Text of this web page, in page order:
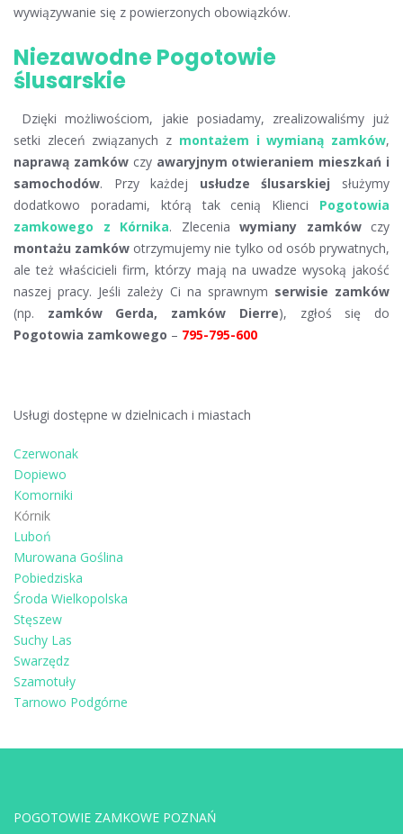
wywiązywanie się z powierzonych obowiązków.
Niezawodne Pogotowie
ślusarskie
Dzięki możliwościom, jakie posiadamy, zrealizowaliśmy już
setki zleceń związanych z montażem i wymianą zamków,
naprawą zamkówczy awaryjnym otwieraniem mieszkań i
samochodów. Przy każdej usłudze ślusarskiej służymy
dodatkowo poradami, którą tak cenią Klienci Pogotowia
zamkowego z Kórnika. Zlecenia wymiany zamkówczy
montażu zamków otrzymujemy nie tylko od osób prywatnych,
ale też właścicieli firm, którzy mają na uwadze wysoką jakość
naszej pracy. Jeśli zależy Ci na sprawnym serwisie zamków
(np. zamków Gerda, zamków Dierre), zgłoś się do
Pogotowia zamkowego – 795-795-600
Usługi dostępne w dzielnicach i miastach
Czerwonak
Dopiewo
Komorniki
Kórnik
Luboń
Murowana Goślina
Pobiedziska
Środa Wielkopolska
Stęszew
Suchy Las
Swarzędz
Szamotuły
Tarnowo Podgórne
POGOTOWIE ZAMKOWE POZNAŃ